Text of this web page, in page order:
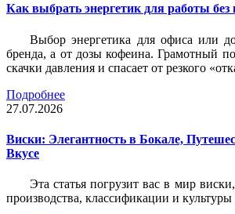
Как выбрать энергетик для работы без
Выбор энергетика для офиса или
бренда, а от дозы кофеина. Грамотный
скачки давления и спасает от резкого
Подробнее
27.07.2026
Виски: Элегантность в Бокале,
Вкусе
Эта статья погрузит вас в мир
производства, классификации и культуры